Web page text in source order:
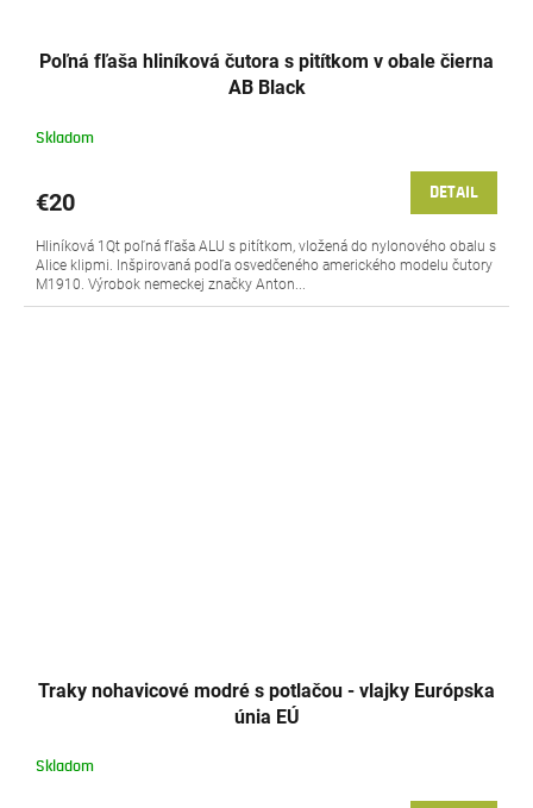
Poľná fľaša hliníková čutora s pitítkom v obale čierna
AB Black
Skladom
€20 DETAIL
Hliníková 1Qt poľná fľaša ALU s pitítkom, vložená do nylonového obalu s
Alice klipmi. Inšpirovaná podľa osvedčeného amerického modelu čutory
M1910. Výrobok nemeckej značky Anton...
Traky nohavicové modré s potlačou - vlajky Európska
únia EÚ
Skladom